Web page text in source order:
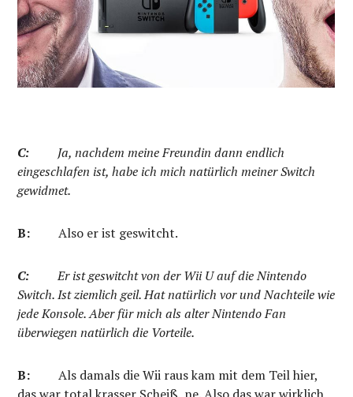
C:
Ja, nachdem meine Freundin dann endlich
eingeschlafen ist, habe ich mich natürlich meiner Switch
gewidmet.
B: Also er ist geswitcht.
C:
Er ist geswitcht von der Wii U auf die Nintendo
Switch. Ist ziemlich geil. Hat natürlich vor und Nachteile wie
jede Konsole. Aber für mich als alter Nintendo Fan
überwiegen natürlich die Vorteile.
B:
Als damals die Wii raus kam mit dem Teil hier,